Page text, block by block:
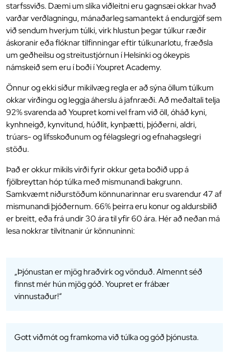
starfssviðs. Dæmi um slíka viðleitni eru gagnsæi okkar hvað
varðar verðlagningu, mánaðarleg samantekt á endurgjöf sem
við sendum hverjum túlki, virk hlustun þegar túlkur ræðir
áskoranir eða flóknar tilfinningar eftir túlkunarlotu, fræðsla
um geðheilsu og streitustjórnun í Helsinki og ókeypis
námskeið sem eru í boði í Youpret Academy.
Önnur og ekki síður mikilvæg regla er að sýna öllum túlkum
okkar virðingu og leggja áherslu á jafnræði. Að meðaltali telja
92% svarenda að Youpret komi vel fram við öll, óháð kyni,
kynhneigð, kynvitund, húðlit, kynþætti, þjóðerni, aldri,
trúars- og lífsskoðunum og félagslegri og efnahagslegri
stöðu.
Það er okkur mikils virði fyrir okkur geta boðið upp á
fjölbreyttan hóp túlka með mismunandi bakgrunn.
Samkvæmt niðurstöðum könnunarinnar eru svarendur 47 af
mismunandi þjóðernum. 66% þeirra eru konur og aldursbilið
er breitt, eða frá undir 30 ára til yfir 60 ára. Hér að neðan má
lesa nokkrar tilvitnanir úr könnuninni:
„Þjónustan er mjög hraðvirk og vönduð. Almennt séð
finnst mér hún mjög góð. Youpret er frábær
vinnustaður!“
Gott viðmót og framkoma við túlka og góð þjónusta.